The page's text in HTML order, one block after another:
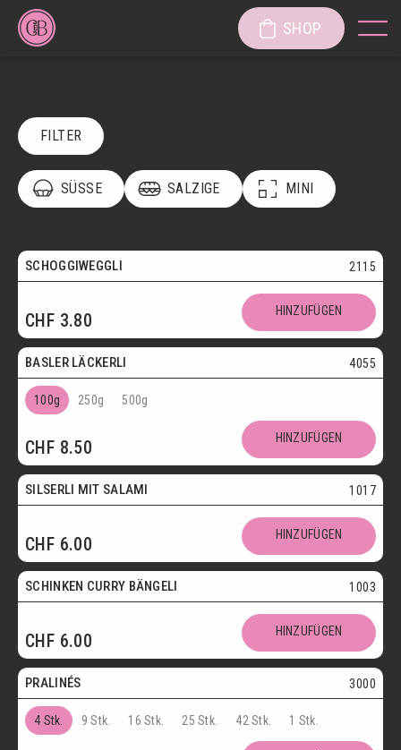
SHOP
FILTER
SÜSSE SALZIGE MINI
SÜSSE KÖSTLICHKEITEN
SÜSSGEBÄCK
KUCHEN/TORTEN/CAKES/WÄHEN LÄGGERLI
SCHOKOLADENSPEZIALITÄTEN
MAIKÄFER
SALZIGE KÖSTLICHKEITEN
SILSERLI
BELEGTE BRÖTCHEN
BROTWAREN
BACKWAREN FASTENWAIE
SCHOGGIWEGGLI 2115
CHF 3.80 HINZUFÜGEN
Vegetarisch
BASLER LÄCKERLI 4055
100g 250g 500g
CHF 8.50 HINZUFÜGEN
SILSERLI MIT SALAMI 1017
CHF 6.00 HINZUFÜGEN
SCHINKEN CURRY BÄNGELI 1003
CHF 6.00 HINZUFÜGEN
Postversand
PRALINÉS 3000
4 Stk. 9 Stk. 16 Stk. 25 Stk. 42 Stk. 1 Stk.